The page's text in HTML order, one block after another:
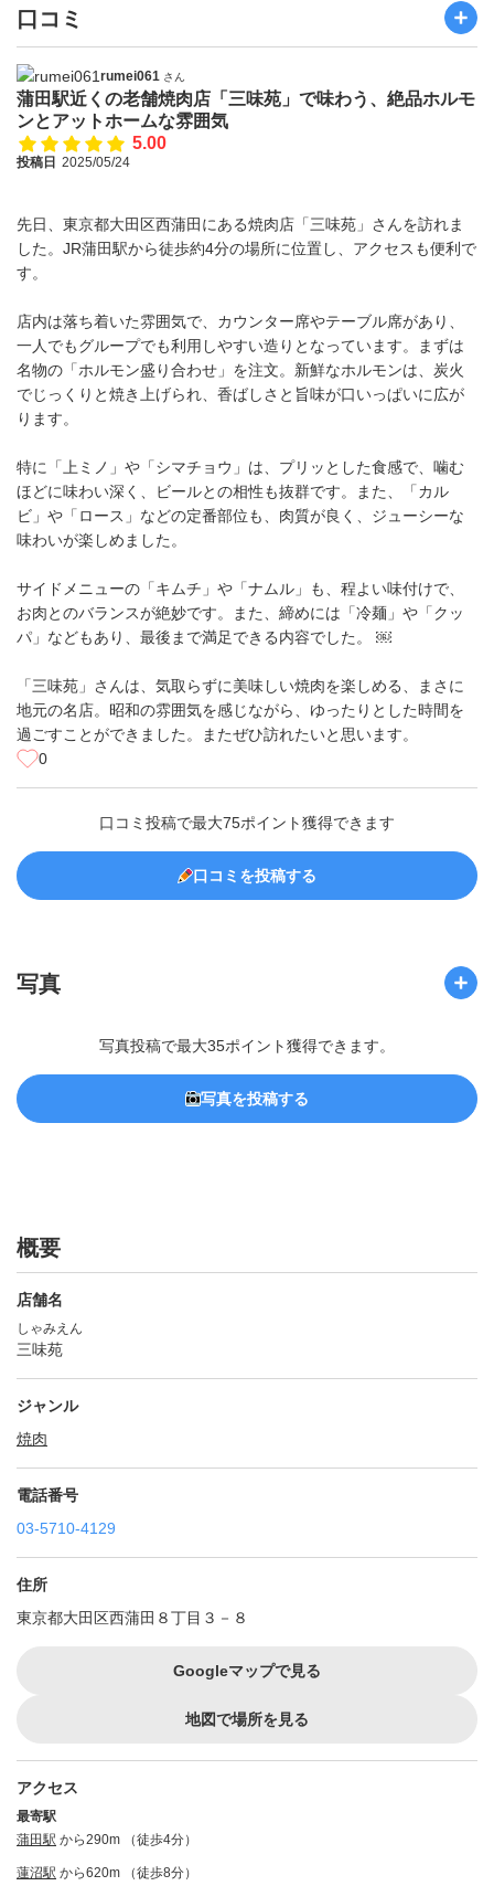
口コミ
rumei061 さん
蒲田駅近くの老舗焼肉店「三味苑」で味わう、絶品ホルモ
ンとアットホームな雰囲気
5.00
投稿日 2025/05/24
先日、東京都大田区西蒲田にある焼肉店「三味苑」さんを訪れま
した。JR蒲田駅から徒歩約4分の場所に位置し、アクセスも便利で
す。
店内は落ち着いた雰囲気で、カウンター席やテーブル席があり、
一人でもグループでも利用しやすい造りとなっています。まずは
名物の「ホルモン盛り合わせ」を注文。新鮮なホルモンは、炭火
でじっくりと焼き上げられ、香ばしさと旨味が口いっぱいに広が
ります。
特に「上ミノ」や「シマチョウ」は、プリッとした食感で、噛む
ほどに味わい深く、ビールとの相性も抜群です。また、「カル
ビ」や「ロース」などの定番部位も、肉質が良く、ジューシーな
味わいが楽しめました。
サイドメニューの「キムチ」や「ナムル」も、程よい味付けで、
お肉とのバランスが絶妙です。また、締めには「冷麺」や「クッ
パ」などもあり、最後まで満足できる内容でした。 ￼
「三味苑」さんは、気取らずに美味しい焼肉を楽しめる、まさに
地元の名店。昭和の雰囲気を感じながら、ゆったりとした時間を
過ごすことができました。またぜひ訪れたいと思います。
0
口コミ投稿で最大75ポイント獲得できます
口コミを投稿する
写真
写真投稿で最大35ポイント獲得できます。
写真を投稿する
概要
店舗名
しゃみえん
三味苑
ジャンル
焼肉
電話番号
03-5710-4129
住所
東京都大田区西蒲田８丁目３－８
Googleマップで見る
地図で場所を見る
アクセス
最寄駅
蒲田駅 から290m （徒歩4分）
蓮沼駅 から620m （徒歩8分）